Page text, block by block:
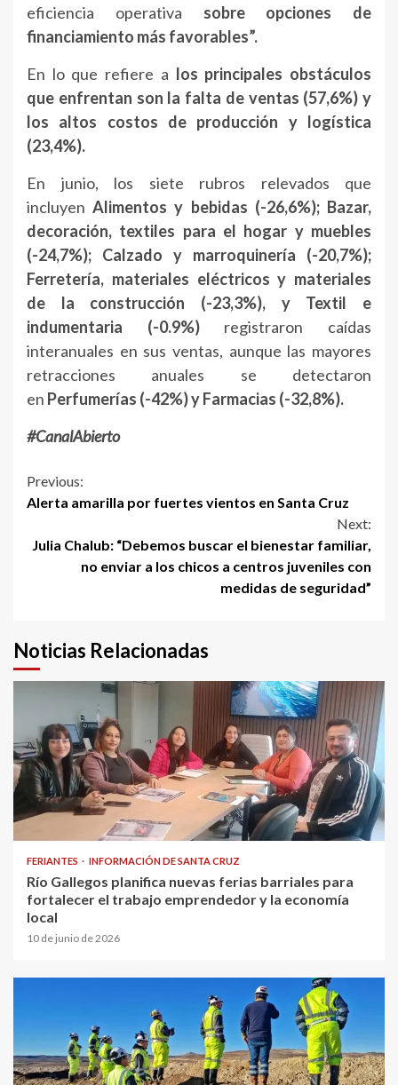
eficiencia operativa sobre opciones de
financiamiento más favorables”.
En lo que refiere a los principales obstáculos
que enfrentan son la falta de ventas (57,6%) y
los altos costos de producción y logística
(23,4%).
En junio, los siete rubros relevados que
incluyenAlimentos y bebidas (-26,6%); Bazar,
decoración, textiles para el hogar y muebles
(-24,7%); Calzado y marroquinería (-20,7%);
Ferretería, materiales eléctricos y materiales
de la construcción (-23,3%), y Textil e
indumentaria (-0.9%)registraron caídas
interanuales en sus ventas, aunque las mayores
retracciones anuales se detectaron
en Perfumerías (-42%) y Farmacias (-32,8%).
#CanalAbierto
Continue
Previous:
Alerta amarilla por fuertes vientos en Santa Cruz
Next:
Julia Chalub: “Debemos buscar el bienestar familiar,
no enviar a los chicos a centros juveniles con
medidas de seguridad”
Noticias Relacionadas
FERIANTES INFORMACIÓN DE SANTA CRUZ
Río Gallegos planifica nuevas ferias barriales para
fortalecer el trabajo emprendedor y la economía
local
10 de junio de 2026